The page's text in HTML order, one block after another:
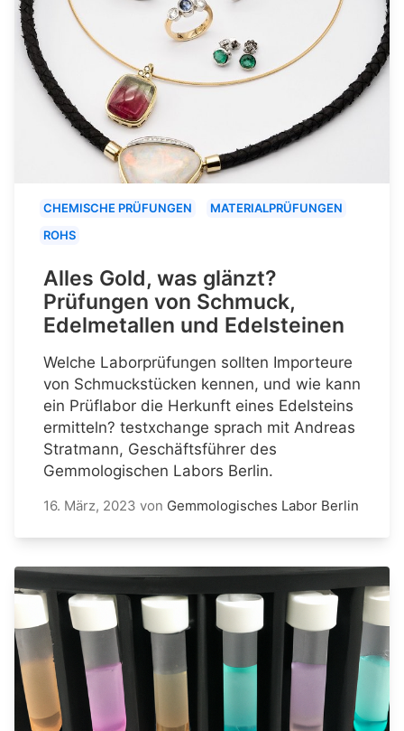
CHEMISCHE PRÜFUNGEN
MATERIALPRÜFUNGEN
ROHS
Alles Gold, was glänzt?
Prüfungen von Schmuck,
Edelmetallen und Edelsteinen
Welche Laborprüfungen sollten Importeure
von Schmuckstücken kennen, und wie kann
ein Prüflabor die Herkunft eines Edelsteins
ermitteln? testxchange sprach mit Andreas
Stratmann, Geschäftsführer des
Gemmologischen Labors Berlin.
16. März, 2023 von Gemmologisches Labor Berlin